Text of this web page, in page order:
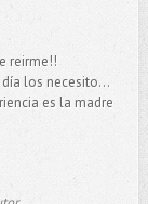
reirme!!
los necesito...
es la madre